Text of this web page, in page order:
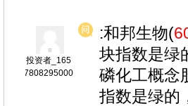
投资者_165
7808295000
:和邦生物(
块指数是绿
磷化工概念
指数是绿的